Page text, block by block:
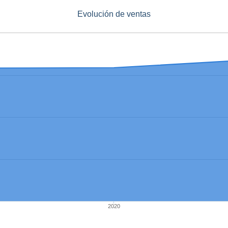
Evolución de ventas
2020